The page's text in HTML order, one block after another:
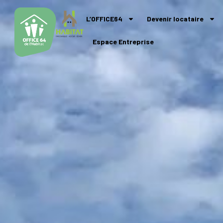
L’OFFICE64 Devenir locataire
Espace Entreprise